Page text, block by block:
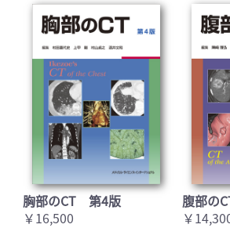
胸部のCT 第4版
￥16,500
腹部の
￥